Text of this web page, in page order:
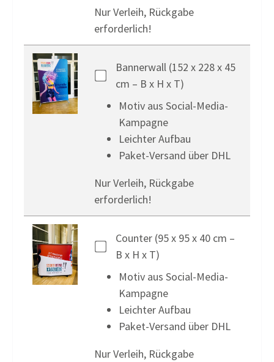
Nur Verleih, Rückgabe
erforderlich!
Bannerwall (152 x 228 x 45
cm – B x H x T)
Motiv aus Social-Media-
Kampagne
Leichter Aufbau
Paket-Versand über DHL
Nur Verleih, Rückgabe
erforderlich!
Counter (95 x 95 x 40 cm –
B x H x T)
Motiv aus Social-Media-
Kampagne
Leichter Aufbau
Paket-Versand über DHL
Nur Verleih, Rückgabe